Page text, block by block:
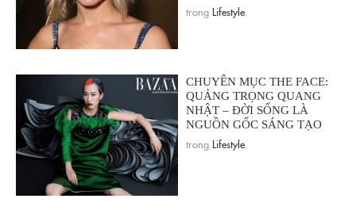
trong Lifestyle
CHUYÊN MỤC THE FACE:
QUẢNG TRỌNG QUANG
NHẬT – ĐỜI SỐNG LÀ
NGUỒN GỐC SÁNG TẠO
trong Lifestyle